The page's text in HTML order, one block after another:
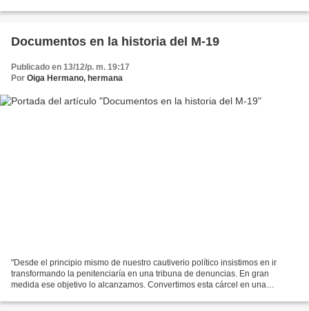
Documentos en la historia del M-19
Publicado en 13/12/p. m. 19:17
Por Oiga Hermano, hermana
"Desde el principio mismo de nuestro cautiverio político insistimos en ir
transformando la penitenciaría en una tribuna de denuncias. En gran
medida ese objetivo lo alcanzamos. Convertimos esta cárcel en una